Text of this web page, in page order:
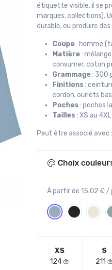
étiquette visible, il se
marques, collections).
durable, ou produire
Coupe: homme
Matière:
consumer, coton
Grammage: 300
Finitions:
cordon, ourlets
Poches: poches
Tailles: XS au 4XL
Peut être associé avec :
Choix
À partir de 15.02 € /
XS
124
S
211